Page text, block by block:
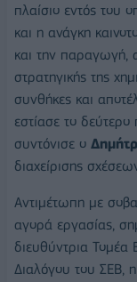
πλαίσιο εντός του
και η ανάγκη
και την παραγωγή,
στρατηγικής της
συνθήκες και
εστίασε το
συντόνισε ο
διαχείρισης
Αντιμέτωπη με
αγορά εργασίας,
διευθύντρια
Διαλόγου του ΣΕΒ,